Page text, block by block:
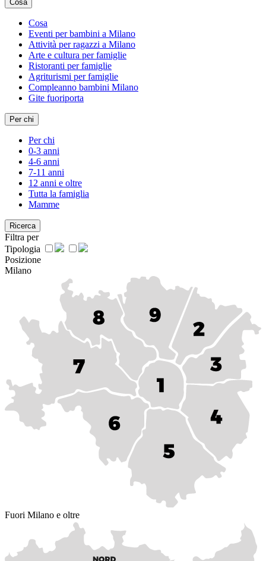
Cosa
Cosa
Eventi per bambini a Milano
Attività per ragazzi a Milano
Arte e cultura per famiglie
Ristoranti per famiglie
Agriturismi per famiglie
Compleanno bambini Milano
Gite fuoriporta
Per chi
Per chi
0-3 anni
4-6 anni
7-11 anni
12 anni e oltre
Tutta la famiglia
Mamme
Ricerca
Filtra per
Tipologia
Posizione
Milano
Fuori Milano e oltre